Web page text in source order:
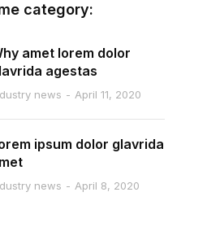
category:
amet lorem dolor
agestas
news April 11, 2020
ipsum dolor glavrida
news April 8, 2020